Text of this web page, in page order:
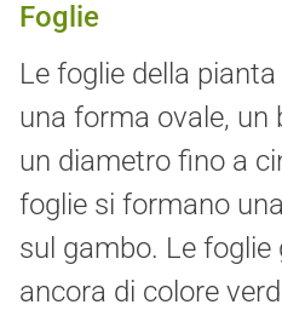
Foglie
Le foglie della
una forma ovale, un
un diametro fino a
foglie si formano
sul gambo. Le foglie
ancora di colore